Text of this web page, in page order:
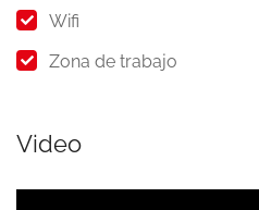
Wifi
Zona de trabajo
Video